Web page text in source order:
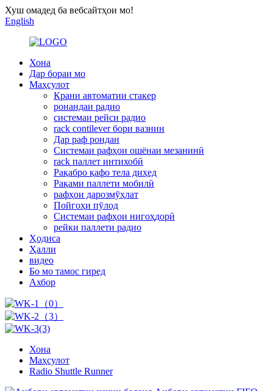
Хуш омадед ба вебсайтҳои мо!
English
Хона
Дар бораи мо
Маҳсулот
Крани автоматии стакер
ронандаи радио
системаи рейси радио
rack contilever бори вазнин
Дар раф рондан
Системаи рафҳои ошёнаи мезанинӣ
rack паллет интихобӣ
Рақабро қафо тела диҳед
Рақами паллети мобилӣ
рафҳои дарозмӯҳлат
Пойгоҳи пӯлод
Системаи рафҳои нигоҳдорӣ
рейки паллети радио
Ҳодиса
Ҳалли
видео
Бо мо тамос гиред
Ахбор
Хона
Маҳсулот
Radio Shuttle Runner